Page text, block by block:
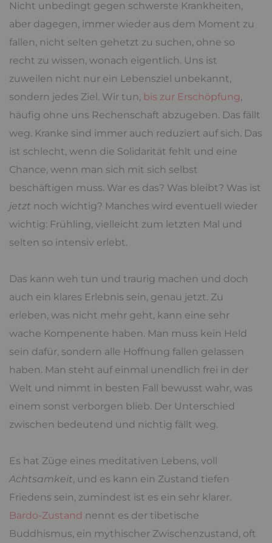
Nicht unbedingt gegen schwerste Krankheiten,
aber dagegen, immer wieder aus dem Moment zu
fallen, nicht selten gehetzt zu suchen, ohne so
recht zu wissen, wonach eigentlich. Uns ist
zuweilen nicht nur ein Lebensziel unbekannt,
sondern jedes Ziel. Wir tun, bis zur Erschöpfung,
häufig ohne uns Rechenschaft abzugeben. Das fällt
weg. Kranke sind immer auch reduziert auf sich. Das
ist schlecht, wenn die Solidarität fehlt und eine
Chance, wenn man sich mit sich selbst
beschäftigen muss. War es das? Was bleibt? Was ist
jetzt noch wichtig? Manches wird eventuell wieder
wichtig: Frühling, vielleicht zum letzten Mal und
selten so intensiv erlebt.
Das kann weh tun und traurig machen und doch
auch ein klares Erlebnis sein, genau jetzt. Zu
erleben, was nicht mehr geht, kann eine sehr
wache Kompenente haben. Man muss kein Held
sein dafür, sondern alle Hoffnung fallen gelassen
haben. Man steht auf einmal unendlich frei in der
Welt und nimmt in besten Fall bewusst wahr, was
einem sonst verborgen blieb. Der Unterschied
zwischen bedeutend und nichtig fällt weg.
Es hat Züge eines meditativen Lebens, voll
Achtsamkeit, und es kann ein Zustand tiefen
Friedens sein, zumindest ist es ein sehr klarer.
Bardo-Zustand nennt es der tibetische
Buddhismus, ein mythischer Zwischenzustand, oft